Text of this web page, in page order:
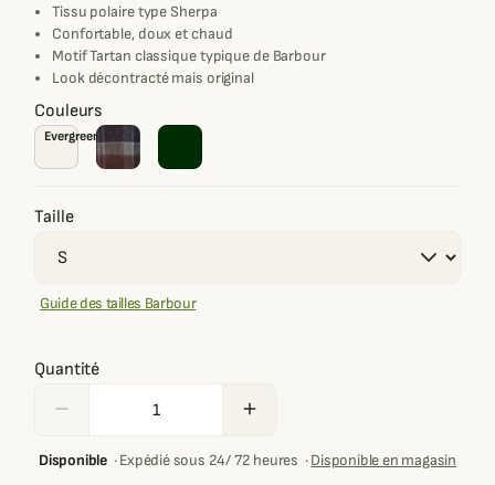
Tissu polaire type Sherpa
Confortable, doux et chaud
Motif Tartan classique typique de Barbour
Look décontracté mais original
Couleurs
Evergreen Tartan
Taille
Guide des tailles Barbour
Quantité
remove add
Disponible·Expédié sous 24/ 72 heures ·Disponible en magasin